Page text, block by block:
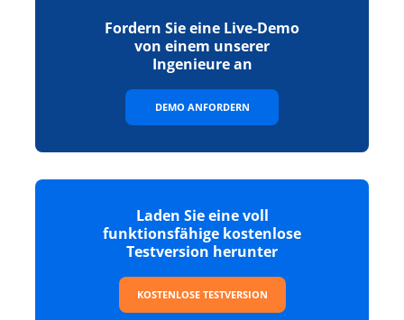
Fordern Sie eine Live-Demo
von einem unserer
Ingenieure an
DEMO ANFORDERN
Laden Sie eine voll
funktionsfähige kostenlose
Testversion herunter
KOSTENLOSE TESTVERSION